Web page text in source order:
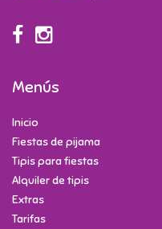
Menús
Inicio
Fiestas de pijama
Tipis para fiestas
Alquiler de tipis
Extras
Tarifas